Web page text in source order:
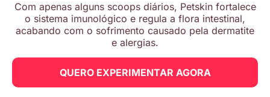
Com apenas alguns scoops diários, Petskin fortalece
o sistema imunológico e regula a flora intestinal,
acabando com o sofrimento causado pela dermatite
e alergias.
QUERO EXPERIMENTAR AGORA